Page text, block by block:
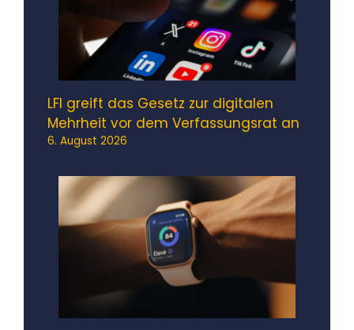
LFI greift das Gesetz zur digitalen
Mehrheit vor dem Verfassungsrat an
6. August 2026